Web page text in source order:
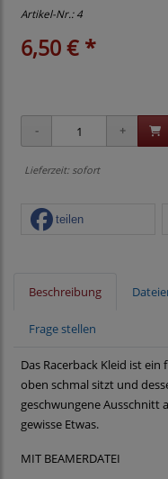
Artikel-Nr.:4
6,50 € *
Lieferzeit: sofort
teilen
Beschreibung
Frage stellen
Das Racerback Kleid ist
oben schmal sitzt und
geschwungene Ausschnitt
gewisse Etwas.
MIT BEAMERDATEI